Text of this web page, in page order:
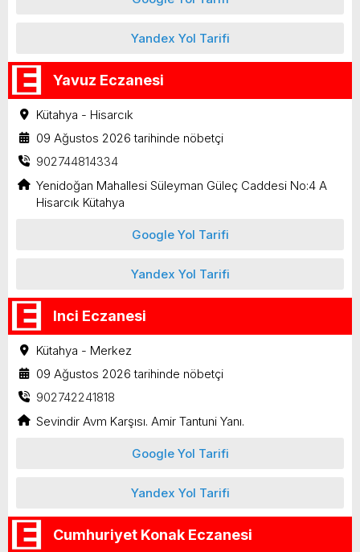
Yandex Yol Tarifi
Yavuz Eczanesi
Kütahya - Hisarcık
09 Ağustos 2026 tarihinde nöbetçi
902744814334
Yenidoğan Mahallesi Süleyman Güleç Caddesi No:4 A
Hisarcık Kütahya
Google Yol Tarifi
Yandex Yol Tarifi
Inci Eczanesi
Kütahya - Merkez
09 Ağustos 2026 tarihinde nöbetçi
902742241818
Sevindir Avm Karşısı. Amir Tantuni Yanı.
Google Yol Tarifi
Yandex Yol Tarifi
Cumhuriyet Konak Eczanesi